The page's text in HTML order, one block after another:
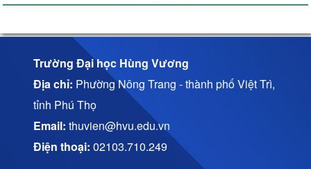
Trường Đại học Hùng Vương
Địa chỉ: Phường Nông Trang - thành phố Việt Trì,
tỉnh Phú Thọ
Email: thuvien@hvu.edu.vn
Điện thoại: 02103.710.249